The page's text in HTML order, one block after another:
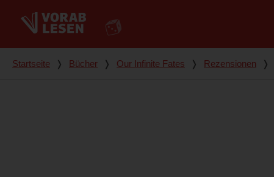
Du bist hier
Startseite ❭ Bücher ❭ Our Infinite Fates ❭ Rezensionen ❭